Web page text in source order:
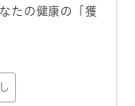
たの健康の「獲